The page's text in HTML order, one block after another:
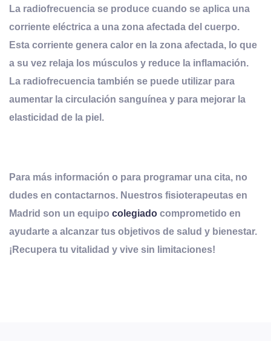
La radiofrecuencia se produce cuando se aplica una
corriente eléctrica a una zona afectada del cuerpo.
Esta corriente genera calor en la zona afectada, lo que
a su vez relaja los músculos y reduce la inflamación.
La radiofrecuencia también se puede utilizar para
aumentar la circulación sanguínea y para mejorar la
elasticidad de la piel.
Para más información o para programar una cita, no
dudes en contactarnos. Nuestros fisioterapeutas en
Madrid son un equipo colegiado comprometido en
ayudarte a alcanzar tus objetivos de salud y bienestar.
¡Recupera tu vitalidad y vive sin limitaciones!